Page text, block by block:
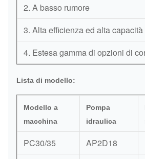
2. A basso rumore
3. Alta efficienza ed alta
4. Estesa gamma di opzioni di
Lista di modello:
Modello a
macchina
Pompa
idraulica
PC30/35 AP2D18